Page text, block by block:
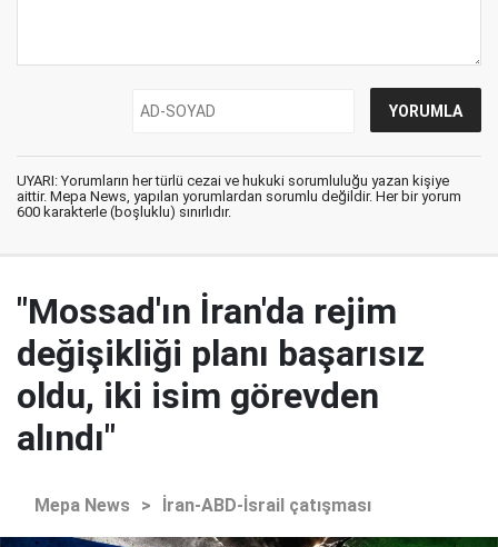
UYARI: Yorumların her türlü cezai ve hukuki sorumluluğu yazan kişiye
aittir. Mepa News, yapılan yorumlardan sorumlu değildir. Her bir yorum
600 karakterle (boşluklu) sınırlıdır.
"Mossad'ın İran'da rejim
değişikliği planı başarısız
oldu, iki isim görevden
alındı"
Mepa News > İran-ABD-İsrail çatışması